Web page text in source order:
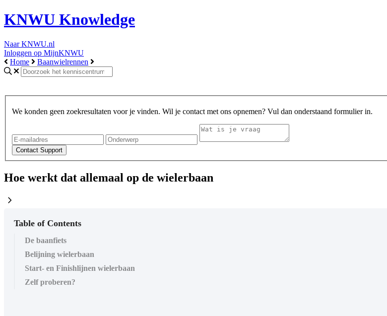
KNWU Knowledge
Naar KNWU.nl
Inloggen op MijnKNWU
Home
Baanwielrennen
We konden geen zoekresultaten voor je vinden. Wil je contact met ons opnemen? Vul dan onderstaand formulier in.
Hoe werkt dat allemaal op de wielerbaan
chevron_right
Table of Contents
De baanfiets
Belijning wielerbaan
Start- en Finishlijnen wielerbaan
Zelf proberen?